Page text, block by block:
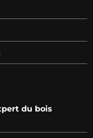
du bois